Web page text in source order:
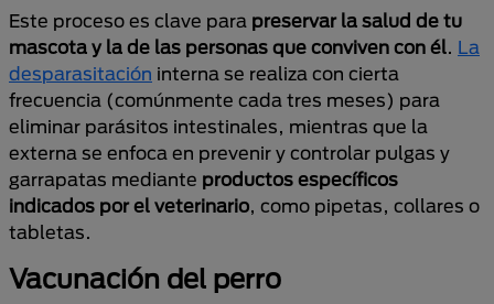
Este proceso es clave para preservar la salud de tu
mascota y la de las personas que conviven con él. La
desparasitación interna se realiza con cierta
frecuencia (comúnmente cada tres meses) para
eliminar parásitos intestinales, mientras que la
externa se enfoca en prevenir y controlar pulgas y
garrapatas mediante productos específicos
indicados por el veterinario, como pipetas, collares o
tabletas.
Vacunación del perro